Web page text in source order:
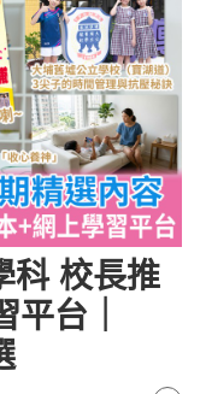
科 校長推
台｜